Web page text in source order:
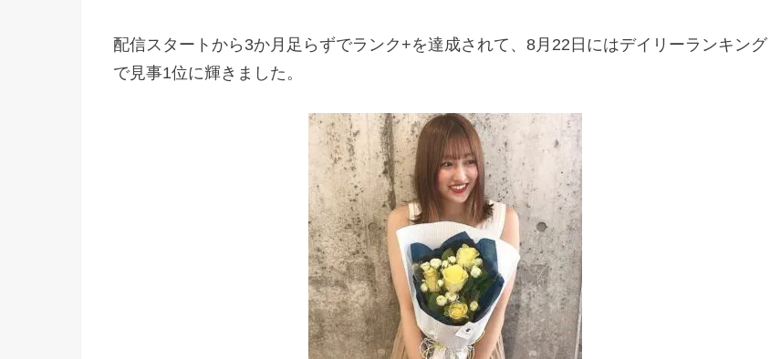
配信スタートから3か月足らずでランク+を達成されて、8月22日にはデイリーランキング
で見事1位に輝きました。